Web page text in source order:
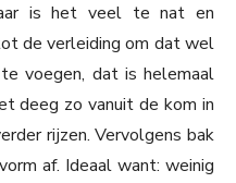
is het veel te nat en
de verleiding om dat wel
voegen, dat is helemaal
deeg zo vanuit de kom in
rijzen. Vervolgens bak
af. Ideaal want: weinig